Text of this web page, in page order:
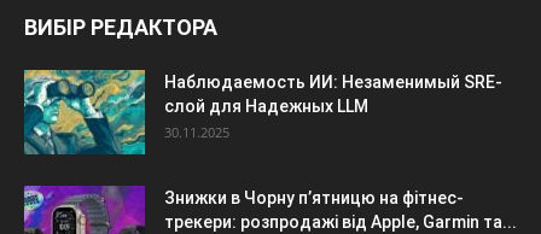
ВИБІР РЕДАКТОРА
Наблюдаемость ИИ: Незаменимый SRE-
слой для Надежных LLM
30.11.2025
Знижки в Чорну п’ятницю на фітнес-
трекери: розпродажі від Apple, Garmin та...